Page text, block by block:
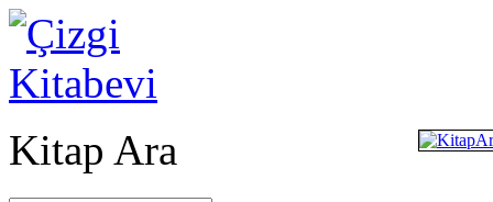
Kitap Ara